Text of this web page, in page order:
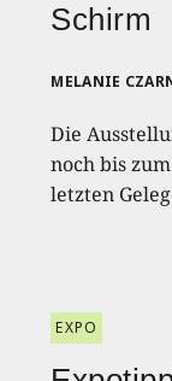
Schirm
MELANIE
Die
noch bis
letzten
EXPO